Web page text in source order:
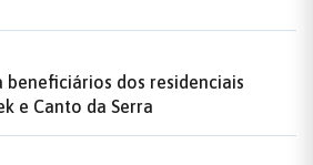
beneficiários dos residenciais
e Canto da Serra